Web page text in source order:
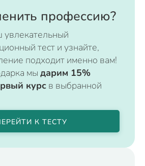
профессию?
тест и узнайте,
подходит именно вам!
мы дарим 15%
курс в выбранной
К ТЕСТУ